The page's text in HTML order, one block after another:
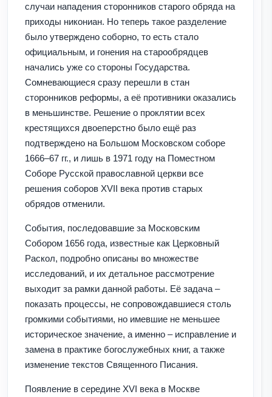
случаи нападения сторонников старого обряда на
приходы никониан. Но теперь такое разделение
было утверждено соборно, то есть стало
официальным, и гонения на старообрядцев
начались уже со стороны Государства.
Сомневающиеся сразу перешли в стан
сторонников реформы, а её противники оказались
в меньшинстве. Решение о проклятии всех
крестящихся двоеперстно было ещё раз
подтверждено на Большом Московском соборе
1666–67 гг., и лишь в 1971 году на Поместном
Соборе Русской православной церкви все
решения соборов XVII века против старых
обрядов отменили.
События, последовавшие за Московским
Собором 1656 года, известные как Церковный
Раскол, подробно описаны во множестве
исследований, и их детальное рассмотрение
выходит за рамки данной работы. Её задача –
показать процессы, не сопровождавшиеся столь
громкими событиями, но имевшие не меньшее
историческое значение, а именно – исправление и
замена в практике богослужебных книг, а также
изменение текстов Священного Писания.
Появление в середине XVI века в Москве